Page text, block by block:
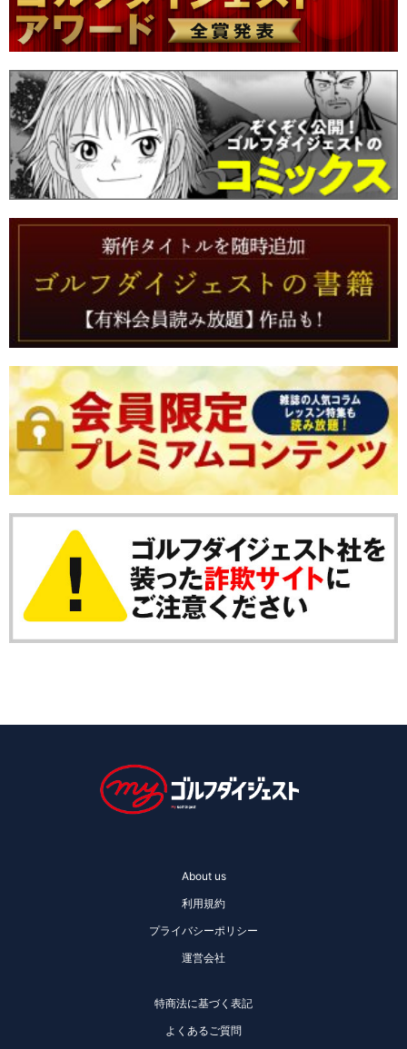
About us
利用規約
プライバシーポリシー
運営会社
特商法に基づく表記
よくあるご質問